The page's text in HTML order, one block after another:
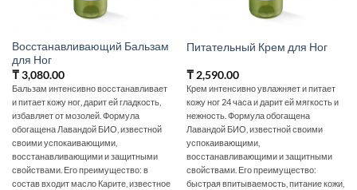
Восстанавливающий Бальзам
для Ног
₸3,080.00
Бальзам интенсивно восстанавливает
и питает кожу ног, дарит ей гладкость,
избавляет от мозолей. Формула
обогащена Лавандой БИО, известной
своими успокаивающими,
восстанавливающими и защитными
свойствами. Его преимущество: в
состав входит масло Карите, известное
Питательный Крем для Ног
₸2,590.00
Крем интенсивно увлажняет и питает
кожу ног 24 часа и дарит ей мягкость и
нежность. Формула обогащена
Лавандой БИО, известной своими
успокаивающими,
восстанавливающими и защитными
свойствами. Его преимущество:
быстрая впитываемость, питание кожи,